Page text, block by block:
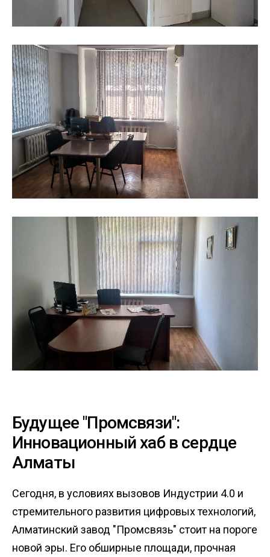
Будущее "Промсвязи":
Инновационный хаб в сердце
Алматы
Сегодня, в условиях вызовов Индустрии 4.0 и
стремительного развития цифровых технологий,
Алматинский завод "Промсвязь" стоит на пороге
новой эры. Его обширные площади, прочная